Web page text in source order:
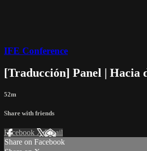
IFE Conference
[Traducción] Panel | Hacia
52m
Share with friends
Facebook XEmail
Share on Facebook